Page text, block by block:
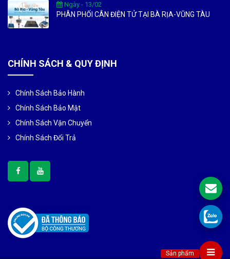
Ngày - 13/02
PHÂN PHỐI CÂN ĐIỆN TỬ TẠI BÀ RỊA-VŨNG TÀU
CHÍNH SÁCH & QUY ĐỊNH
Chính Sách Bảo Hành
Chính Sách Bảo Mật
Chính Sách Vận Chuyển
Chính Sách Đổi Trả
Sản phẩm